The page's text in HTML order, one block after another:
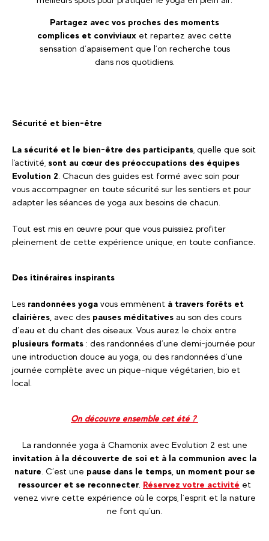
Partagez avec vos proches des moments
complices et conviviaux et repartez avec cette
sensation d’apaisement que l’on recherche tous
dans nos quotidiens.
Sécurité et bien-être
La sécurité et le bien-être des participants, quelle que soit
l'activité, sont au cœur des préoccupations des équipes
Evolution 2. Chacun des guides est formé avec soin pour
vous accompagner en toute sécurité sur les sentiers et pour
adapter les séances de yoga aux besoins de chacun.
Tout est mis en œuvre pour que vous puissiez profiter
pleinement de cette expérience unique, en toute confiance.
Des itinéraires inspirants
Les randonnées yoga vous emmènent à travers forêts et
clairières, avec des pauses méditatives au son des cours
d’eau et du chant des oiseaux. Vous aurez le choix entre
plusieurs formats : des randonnées d’une demi-journée pour
une introduction douce au yoga, ou des randonnées d’une
journée complète avec un pique-nique végétarien, bio et
local.
On découvre ensemble cet été ?
La randonnée yoga à Chamonix avec Evolution 2 est une
invitation à la découverte de soi et à la communion avec la
nature. C’est une pause dans le temps, un moment pour se
ressourcer et se reconnecter. Réservez votre activité et
venez vivre cette expérience où le corps, l’esprit et la nature
ne font qu’un.